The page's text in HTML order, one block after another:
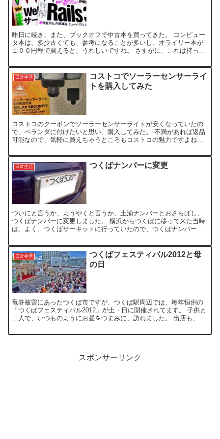
昨日に続き、また、ブックオフで中古本を買ってきた。 コンピュー
タ本は、多少古くても、参考になることが多いし、オライリー本が
１００円程で買えると、うれしいですね。 さすがに、これは持って
日常生活
コストコでソーラーセンサーライ
トを購入してみた
コストコのクーポンでソーラーセンサーライトが安くなっていたの
で、ベランダに付けたいと思い、購入してみた。 不満があれば返品
可能なので、気軽に買えちゃうところもコストコの魅力ですよね。
日常生活 つくばナンバーに変更
ついにと言うか、ようやくと言うか、土浦ナンバーとおさらばし、
つくばナンバーに変更しました。 横浜からつくばに移って来た当時
は、よく、つくばサーキットに行っていたので、つくばナンバーが
日常生活
つくばフェスティバル2012と母
の日
竜巻被害にあったつくば市ですが、つくば駅周辺では、毎年恒例の
「つくばフェスティバル2012」が土・日に開催されてます。 子供と
二人で、いつものようにお昼をつまみに、訪れました。 出店も、毎
スポンサーリンク